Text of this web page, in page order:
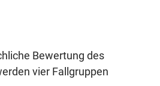
Bewertung des
vier Fallgruppen